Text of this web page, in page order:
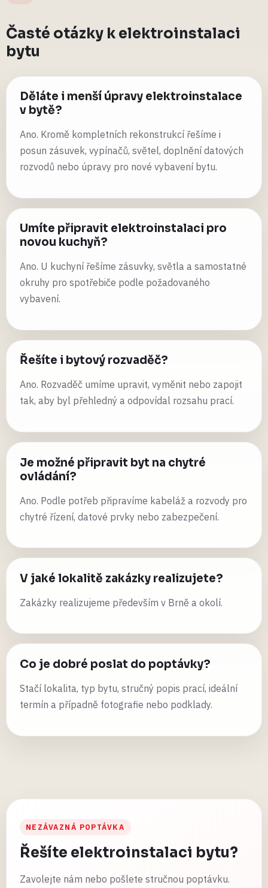
Časté otázky k elektroinstalaci
bytu
Děláte i menší úpravy elektroinstalace
v bytě?
Ano. Kromě kompletních rekonstrukcí řešíme i
posun zásuvek, vypínačů, světel, doplnění datových
rozvodů nebo úpravy pro nové vybavení bytu.
Umíte připravit elektroinstalaci pro
novou kuchyň?
Ano. U kuchyní řešíme zásuvky, světla a samostatné
okruhy pro spotřebiče podle požadovaného
vybavení.
Řešíte i bytový rozvaděč?
Ano. Rozvaděč umíme upravit, vyměnit nebo zapojit
tak, aby byl přehledný a odpovídal rozsahu prací.
Je možné připravit byt na chytré
ovládání?
Ano. Podle potřeb připravíme kabeláž a rozvody pro
chytré řízení, datové prvky nebo zabezpečení.
V jaké lokalitě zakázky realizujete?
Zakázky realizujeme především v Brně a okolí.
Co je dobré poslat do poptávky?
Stačí lokalita, typ bytu, stručný popis prací, ideální
termín a případně fotografie nebo podklady.
NEZÁVAZNÁ POPTÁVKA
Řešíte elektroinstalaci bytu?
Zavolejte nám nebo pošlete stručnou poptávku.